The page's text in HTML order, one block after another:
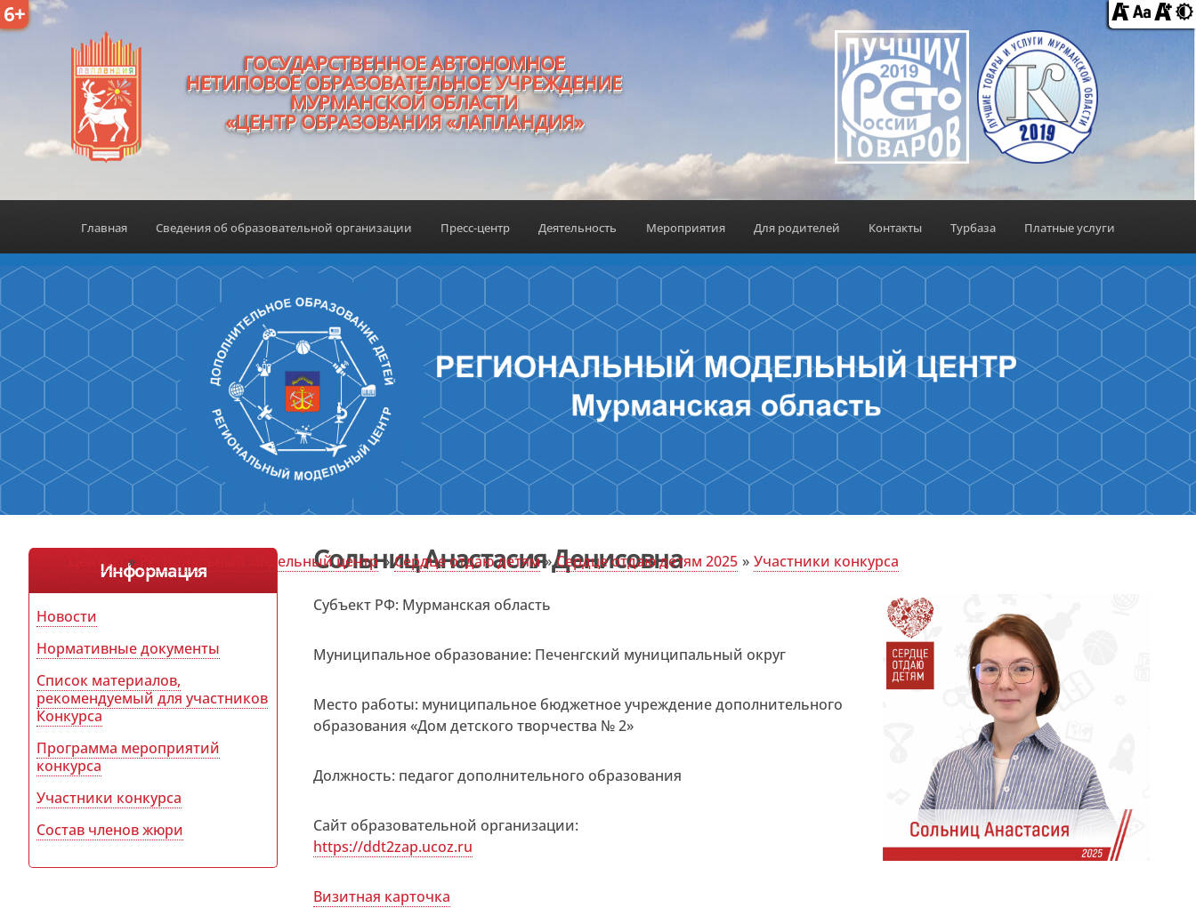
6+
ГОСУДАРСТВЕННОЕ АВТОНОМНОЕ
НЕТИПОВОЕ ОБРАЗОВАТЕЛЬНОЕ УЧРЕЖДЕНИЕ
МУРМАНСКОЙ ОБЛАСТИ
«ЦЕНТР ОБРАЗОВАНИЯ «ЛАПЛАНДИЯ»
Главная Сведения об образовательной организации Пресс-центр Деятельность Мероприятия Для родителей Контакты Турбаза Платные услуги
Центры » Региональный модельный центр » Сердце отдаю детям » Сердце отдаю детям 2025 » Участники конкурса
Информация
Новости
Нормативные документы
Список материалов,
рекомендуемый для участников
Конкурса
Программа мероприятий
конкурса
Участники конкурса
Состав членов жюри
Сольниц Анастасия Денисовна
Субъект РФ: Мурманская область
Муниципальное образование: Печенгский муниципальный округ
Место работы: муниципальное бюджетное учреждение дополнительного
образования «Дом детского творчества № 2»
Должность: педагог дополнительного образования
Сайт образовательной организации:
https://ddt2zap.ucoz.ru
Визитная карточка